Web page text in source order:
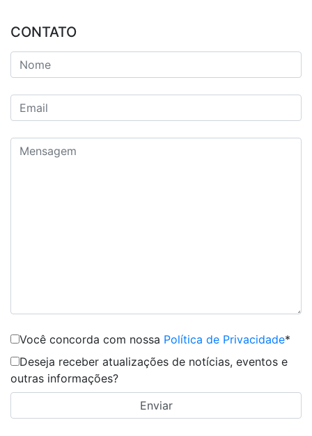
CONTATO
Você concorda com nossa Política de Privacidade*
Deseja receber atualizações de notícias, eventos e
outras informações?